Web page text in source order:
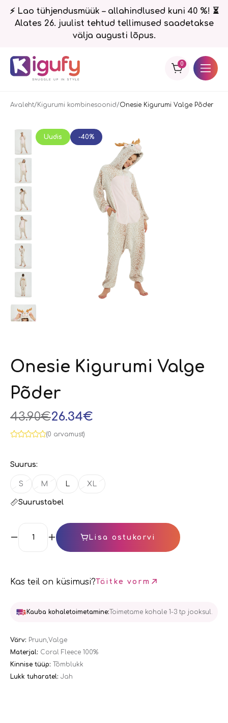
⚡ Lao tühjendusmüük – allahindlused kuni 40 %! ⏳
Alates 26. juulist tehtud tellimused saadetakse
välja augusti lõpus.
0
Avaleht Kigurumi kombinesoonid Onesie Kigurumi Valge Põder
Uudis -40%
Onesie Kigurumi Valge
Põder
43.90€26.34€
(0 arvamust)
Suurus:
S M L XL
Suurustabel
Lisa ostukorvi
Kas teil on küsimusi?Täitke vorm
Kauba kohaletoimetamine:Toimetame kohale 1-3 tp jooksul.
Värv: Pruun,Valge
Materjal: Coral Fleece 100%
Kinnise tüüp: Tõmblukk
Lukk tuharatel: Jah